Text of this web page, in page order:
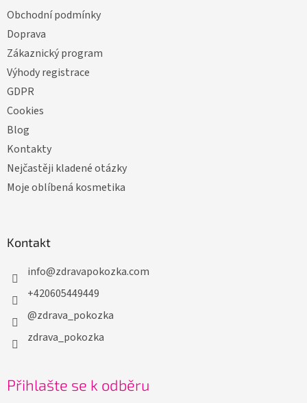
Obchodní podmínky
Doprava
Zákaznický program
Výhody registrace
GDPR
Cookies
Blog
Kontakty
Nejčastěji kladené otázky
Moje oblíbená kosmetika
Kontakt
info@zdravapokozka.com
+420605449449
@zdrava_pokozka
zdrava_pokozka
Přihlašte se k odběru